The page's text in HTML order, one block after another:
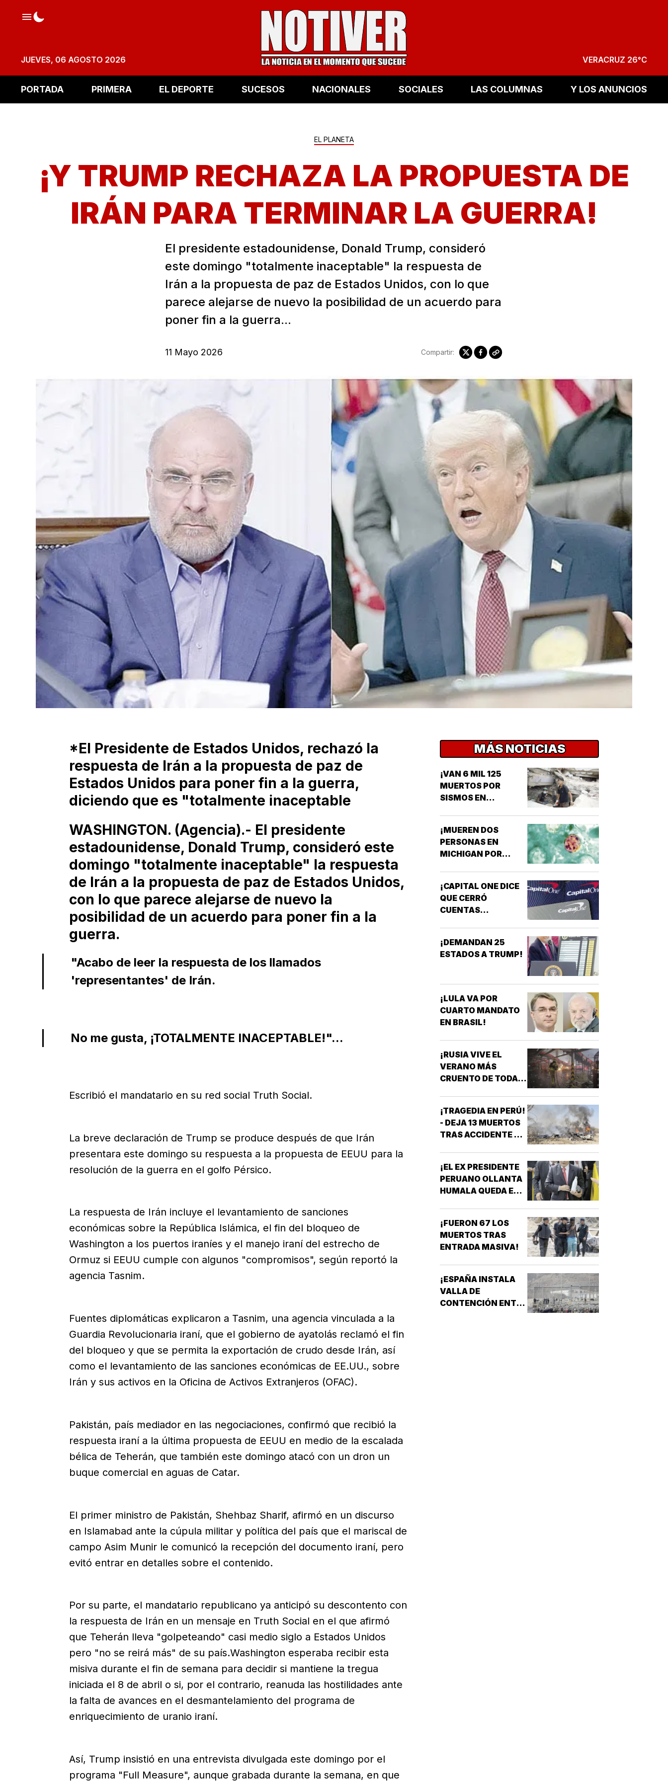
JUEVES, 06 AGOSTO 2026 VERACRUZ 26°C
PORTADA PRIMERA EL DEPORTE SUCESOS NACIONALES SOCIALES LAS COLUMNAS Y LOS ANUNCIOS
EL PLANETA
¡Y TRUMP RECHAZA LA PROPUESTA DE
IRÁN PARA TERMINAR LA GUERRA!
El presidente estadounidense, Donald Trump, consideró
este domingo "totalmente inaceptable" la respuesta de
Irán a la propuesta de paz de Estados Unidos, con lo que
parece alejarse de nuevo la posibilidad de un acuerdo para
poner fin a la guerra...
11 Mayo 2026 Compartir:
*El Presidente de Estados Unidos, rechazó la
respuesta de Irán a la propuesta de paz de
Estados Unidos para poner fin a la guerra,
diciendo que es "totalmente inaceptable
WASHINGTON. (Agencia).- El presidente
estadounidense, Donald Trump, consideró este
domingo "totalmente inaceptable" la respuesta
de Irán a la propuesta de paz de Estados Unidos,
con lo que parece alejarse de nuevo la
posibilidad de un acuerdo para poner fin a la
guerra.
"Acabo de leer la respuesta de los llamados
'representantes' de Irán.
No me gusta, ¡TOTALMENTE INACEPTABLE!"...
Escribió el mandatario en su red social Truth Social.
La breve declaración de Trump se produce después de que Irán
presentara este domingo su respuesta a la propuesta de EEUU para la
resolución de la guerra en el golfo Pérsico.
La respuesta de Irán incluye el levantamiento de sanciones
económicas sobre la República Islámica, el fin del bloqueo de
Washington a los puertos iraníes y el manejo iraní del estrecho de
Ormuz si EEUU cumple con algunos "compromisos", según reportó la
agencia Tasnim.
Fuentes diplomáticas explicaron a Tasnim, una agencia vinculada a la
Guardia Revolucionaria iraní, que el gobierno de ayatolás reclamó el fin
del bloqueo y que se permita la exportación de crudo desde Irán, así
como el levantamiento de las sanciones económicas de EE.UU., sobre
Irán y sus activos en la Oficina de Activos Extranjeros (OFAC).
Pakistán, país mediador en las negociaciones, confirmó que recibió la
respuesta iraní a la última propuesta de EEUU en medio de la escalada
bélica de Teherán, que también este domingo atacó con un dron un
buque comercial en aguas de Catar.
El primer ministro de Pakistán, Shehbaz Sharif, afirmó en un discurso
en Islamabad ante la cúpula militar y política del país que el mariscal de
campo Asim Munir le comunicó la recepción del documento iraní, pero
evitó entrar en detalles sobre el contenido.
Por su parte, el mandatario republicano ya anticipó su descontento con
la respuesta de Irán en un mensaje en Truth Social en el que afirmó
que Teherán lleva "golpeteando" casi medio siglo a Estados Unidos
pero "no se reirá más" de su país.Washington esperaba recibir esta
misiva durante el fin de semana para decidir si mantiene la tregua
iniciada el 8 de abril o si, por el contrario, reanuda las hostilidades ante
la falta de avances en el desmantelamiento del programa de
enriquecimiento de uranio iraní.
Así, Trump insistió en una entrevista divulgada este domingo por el
programa "Full Measure", aunque grabada durante la semana, en que
MÁS NOTICIAS
¡VAN 6 MIL 125
MUERTOS POR
SISMOS EN
¡MUEREN DOS
PERSONAS EN
MICHIGAN POR
¡CAPITAL ONE DICE
QUE CERRÓ
CUENTAS
¡DEMANDAN 25
ESTADOS A TRUMP!
¡LULA VA POR
CUARTO MANDATO
EN BRASIL!
¡RUSIA VIVE EL
VERANO MÁS
CRUENTO DE TODA
¡TRAGEDIA EN PERÚ!
- DEJA 13 MUERTOS
TRAS ACCIDENTE DE
¡EL EX PRESIDENTE
PERUANO OLLANTA
HUMALA QUEDA EN
¡FUERON 67 LOS
MUERTOS TRAS
ENTRADA MASIVA!
¡ESPAÑA INSTALA
VALLA DE
CONTENCIÓN ENTRE